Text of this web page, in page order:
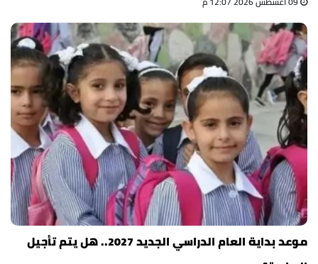
موعد بداية العام الدراسي الجديد 2027.. هل يتم تأجيل